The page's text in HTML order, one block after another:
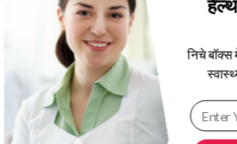
निचे बॉक्स